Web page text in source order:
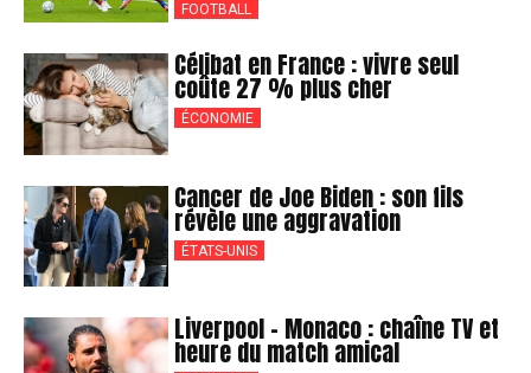
FOOTBALL
Célibat en France : vivre seul
coûte 27 % plus cher
ÉCONOMIE
Cancer de Joe Biden : son fils
révèle une aggravation
ÉTATS-UNIS
Liverpool – Monaco : chaîne TV et
heure du match amical